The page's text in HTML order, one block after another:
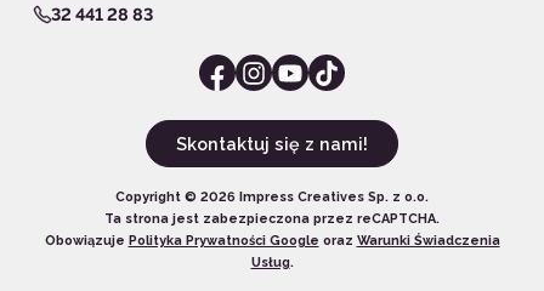
32 441 28 83
Skontaktuj się z nami!
Copyright © 2026 Impress Creatives Sp. z o.o.
Ta strona jest zabezpieczona przez reCAPTCHA.
Obowiązuje Polityka Prywatności Google oraz Warunki Świadczenia
Usług.